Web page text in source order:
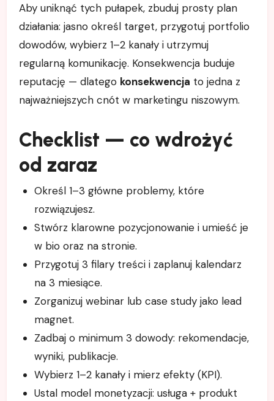
Aby uniknąć tych pułapek, zbuduj prosty plan
działania: jasno określ target, przygotuj portfolio
dowodów, wybierz 1–2 kanały i utrzymuj
regularną komunikację. Konsekwencja buduje
reputację — dlatego konsekwencja to jedna z
najważniejszych cnót w marketingu niszowym.
Checklist — co wdrożyć
od zaraz
Określ 1–3 główne problemy, które
rozwiązujesz.
Stwórz klarowne pozycjonowanie i umieść je
w bio oraz na stronie.
Przygotuj 3 filary treści i zaplanuj kalendarz
na 3 miesiące.
Zorganizuj webinar lub case study jako lead
magnet.
Zadbaj o minimum 3 dowody: rekomendacje,
wyniki, publikacje.
Wybierz 1–2 kanały i mierz efekty (KPI).
Ustal model monetyzacji: usługa + produkt